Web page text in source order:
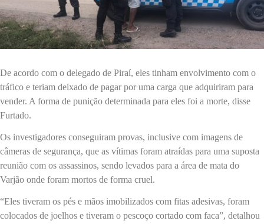
De acordo com o delegado de Piraí, eles tinham envolvimento com o
tráfico e teriam deixado de pagar por uma carga que adquiriram para
vender. A forma de punição determinada para eles foi a morte, disse
Furtado.
Os investigadores conseguiram provas, inclusive com imagens de
câmeras de segurança, que as vítimas foram atraídas para uma suposta
reunião com os assassinos, sendo levados para a área de mata do
Varjão onde foram mortos de forma cruel.
“Eles tiveram os pés e mãos imobilizados com fitas adesivas, foram
colocados de joelhos e tiveram o pescoço cortado com faca”, detalhou